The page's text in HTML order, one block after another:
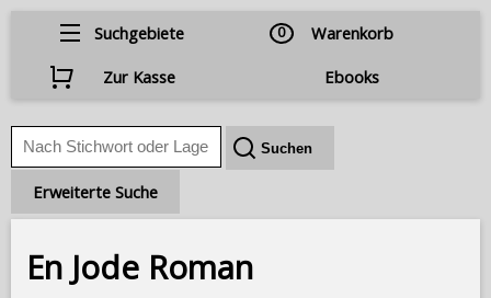
Suchgebiete 0
Warenkorb
Zur Kasse
Ebooks
Erweiterte Suche
En Jode Roman